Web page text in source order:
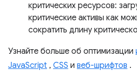
критических ресурсов:
критические активы как
сократить длину
Узнайте больше об оптимизации
JavaScript , CSS и веб-шрифтов .